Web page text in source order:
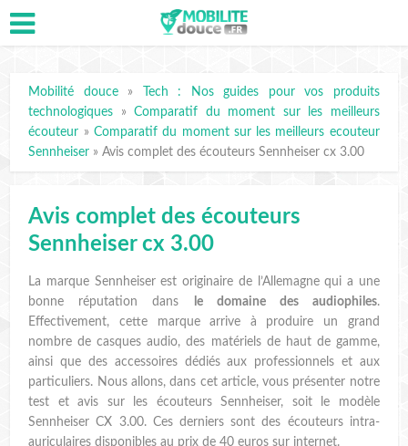
Mobilité douce»
Tech : Nos guides pour vos produits
technologiques »Comparatif du moment sur les meilleurs
écouteur » Comparatif du moment sur les meilleurs ecouteur
Sennheiser »Avis complet des écouteurs Sennheiser cx 3.00
Avis complet des écouteurs
Sennheiser cx 3.00
La marque Sennheiser est originaire de l’Allemagne qui a une
bonne réputation dans
le domaine des audiophiles.
Effectivement, cette marque arrive à produire un grand
nombre de casques audio, des matériels de haut de gamme,
ainsi que des accessoires dédiés aux professionnels et aux
particuliers. Nous allons, dans cet article, vous présenter notre
test et avis sur les écouteurs Sennheiser, soit le modèle
Sennheiser CX 3.00. Ces derniers sont des écouteurs intra-
auriculaires disponibles au prix de 40 euros sur internet.